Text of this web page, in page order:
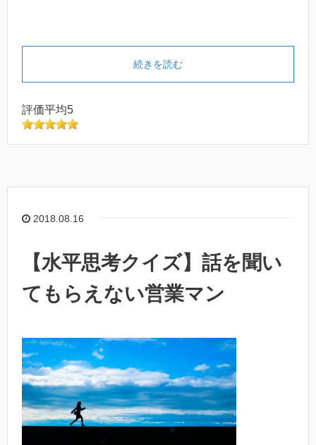
続きを読む
評価平均5
2018.08.16
【水平思考クイズ】話を聞い
てもらえない営業マン